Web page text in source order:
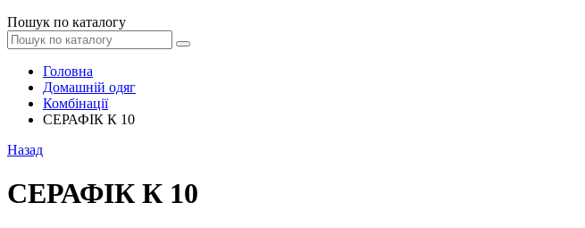
Пошук по каталогу
Головна
Домашній одяг
Комбінації
СЕРАФІК К 10
Назад
СЕРАФІК К 10